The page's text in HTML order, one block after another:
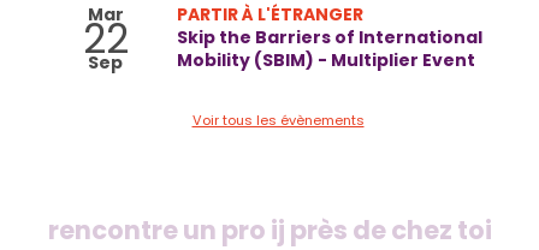
Mar
22
Sep
PARTIR À L'ÉTRANGER
Skip the Barriers of International
Mobility (SBIM) - Multiplier Event
Voir tous les évènements
rencontre un pro ij près de chez toi